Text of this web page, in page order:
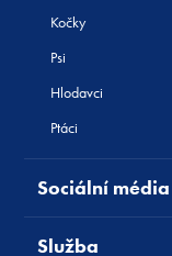
Kočky
Psi
Hlodavci
Ptáci
Sociální média
Služba